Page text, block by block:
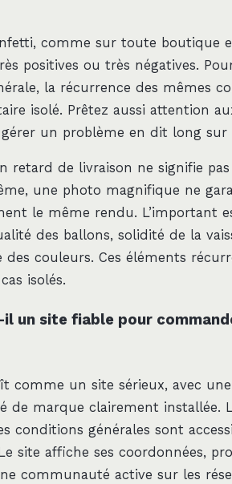
comme sur toute boutique
positives ou très négatives.
la récurrence des mêmes
isolé. Prêtez aussi attention
un problème en dit long sur
retard de livraison ne signifie
une photo magnifique ne
le même rendu. L’important
des ballons, solidité de la
couleurs. Ces éléments
isolés.
un site fiable pour
comme un site sérieux, avec
de marque clairement installée.
conditions générales sont
site affiche ses coordonnées,
communauté active sur les